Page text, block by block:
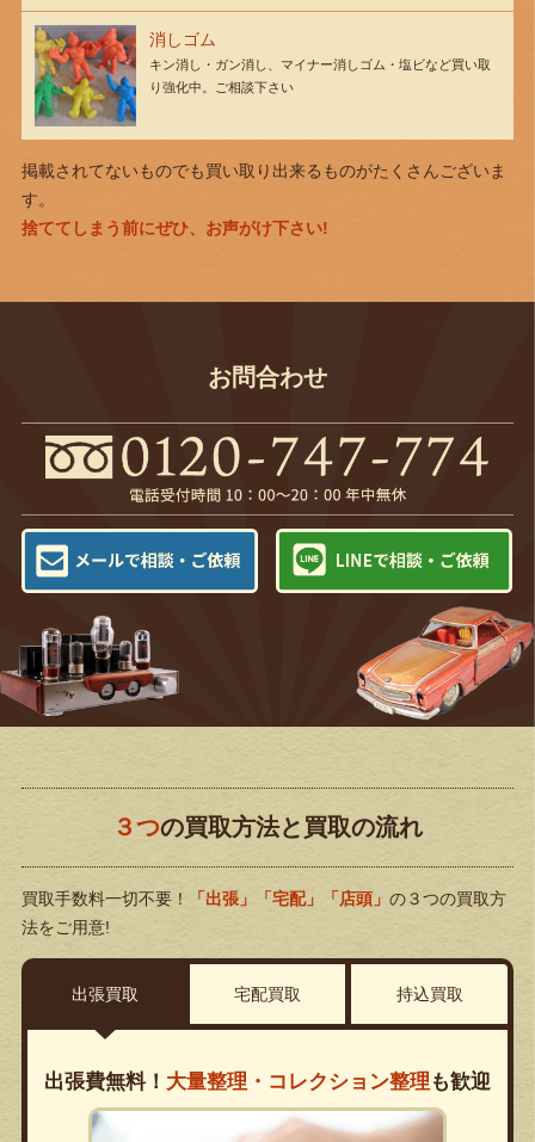
消しゴム
キン消し・ガン消し、マイナー消しゴム・塩ビなど買い取
り強化中。ご相談下さい
掲載されてないものでも買い取り出来るものがたくさんございま
す。
捨ててしまう前にぜひ、お声がけ下さい!
お問合わせ
３つの買取方法と買取の流れ
買取手数料一切不要！ 「出張」「宅配」「店頭」 の３つの買取方
法をご用意!
出張買取 宅配買取 持込買取
出張費無料！ 大量整理・コレクション整理 も歓迎